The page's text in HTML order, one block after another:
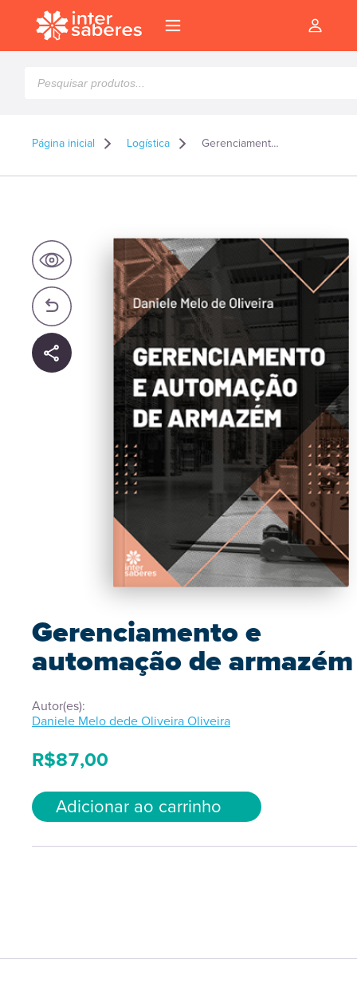
produtos
Página inicial Logística Gerenciamento e automação de armazém
Gerenciamento e
automação de armazém
Autor(es):
Daniele Melo dede Oliveira Oliveira
R$87,00
Adicionar ao carrinho